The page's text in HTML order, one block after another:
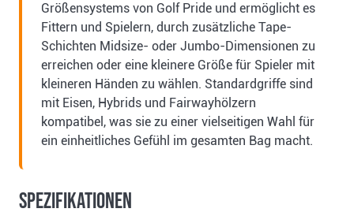
Größensystems von Golf Pride und ermöglicht es
Fittern und Spielern, durch zusätzliche Tape-
Schichten Midsize- oder Jumbo-Dimensionen zu
erreichen oder eine kleinere Größe für Spieler mit
kleineren Händen zu wählen. Standardgriffe sind
mit Eisen, Hybrids und Fairwayhölzern
kompatibel, was sie zu einer vielseitigen Wahl für
ein einheitliches Gefühl im gesamten Bag macht.
Spezifikationen